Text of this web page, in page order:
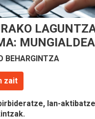
MUNGIALDEA
BEHARGINTZA
zait
lan-